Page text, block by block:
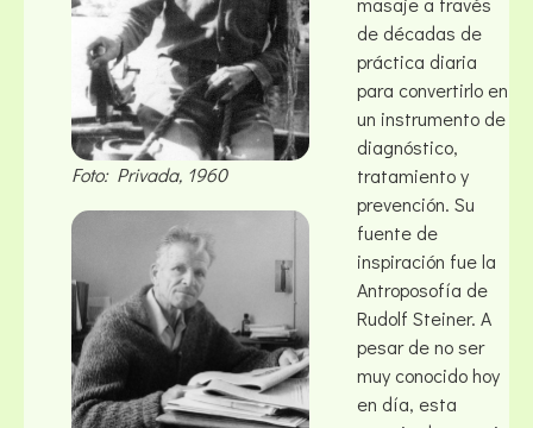
Foto: Privada, 1960
de décadas de
práctica diaria
para convertirlo en
un instrumento de
diagnóstico,
tratamiento y
prevención. Su
fuente de
inspiración fue la
Antroposofía de
Rudolf Steiner. A
pesar de no ser
muy conocido hoy
en día, esta